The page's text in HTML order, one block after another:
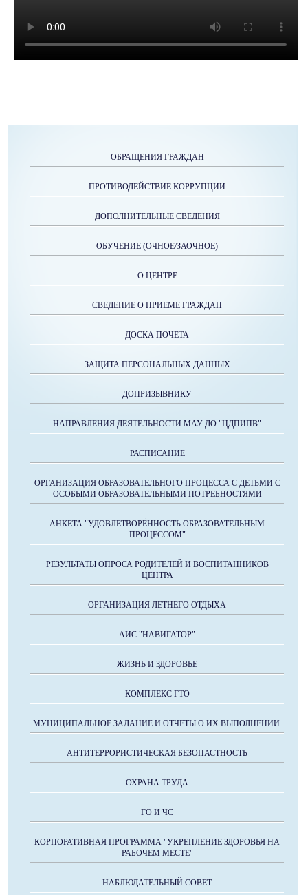
ОБРАЩЕНИЯ ГРАЖДАН
ПРОТИВОДЕЙСТВИЕ КОРРУПЦИИ
ДОПОЛНИТЕЛЬНЫЕ СВЕДЕНИЯ
ОБУЧЕНИЕ (ОЧНОЕ/ЗАОЧНОЕ)
О ЦЕНТРЕ
СВЕДЕНИЕ О ПРИЕМЕ ГРАЖДАН
ДОСКА ПОЧЕТА
ЗАЩИТА ПЕРСОНАЛЬНЫХ ДАННЫХ
ДОПРИЗЫВНИКУ
НАПРАВЛЕНИЯ ДЕЯТЕЛЬНОСТИ МАУ ДО "ЦДПИПВ"
РАСПИСАНИЕ
ОРГАНИЗАЦИЯ ОБРАЗОВАТЕЛЬНОГО ПРОЦЕССА С ДЕТЬМИ С
ОСОБЫМИ ОБРАЗОВАТЕЛЬНЫМИ ПОТРЕБНОСТЯМИ
АНКЕТА "УДОВЛЕТВОРЁННОСТЬ ОБРАЗОВАТЕЛЬНЫМ
ПРОЦЕССОМ"
РЕЗУЛЬТАТЫ ОПРОСА РОДИТЕЛЕЙ И ВОСПИТАННИКОВ
ЦЕНТРА
ОРГАНИЗАЦИЯ ЛЕТНЕГО ОТДЫХА
АИС "НАВИГАТОР"
ЖИЗНЬ И ЗДОРОВЬЕ
КОМПЛЕКС ГТО
МУНИЦИПАЛЬНОЕ ЗАДАНИЕ И ОТЧЕТЫ О ИХ ВЫПОЛНЕНИИ.
АНТИТЕРРОРИСТИЧЕСКАЯ БЕЗОПАСТНОСТЬ
ОХРАНА ТРУДА
ГО И ЧС
КОРПОРАТИВНАЯ ПРОГРАММА "УКРЕПЛЕНИЕ ЗДОРОВЬЯ НА
РАБОЧЕМ МЕСТЕ"
НАБЛЮДАТЕЛЬНЫЙ СОВЕТ